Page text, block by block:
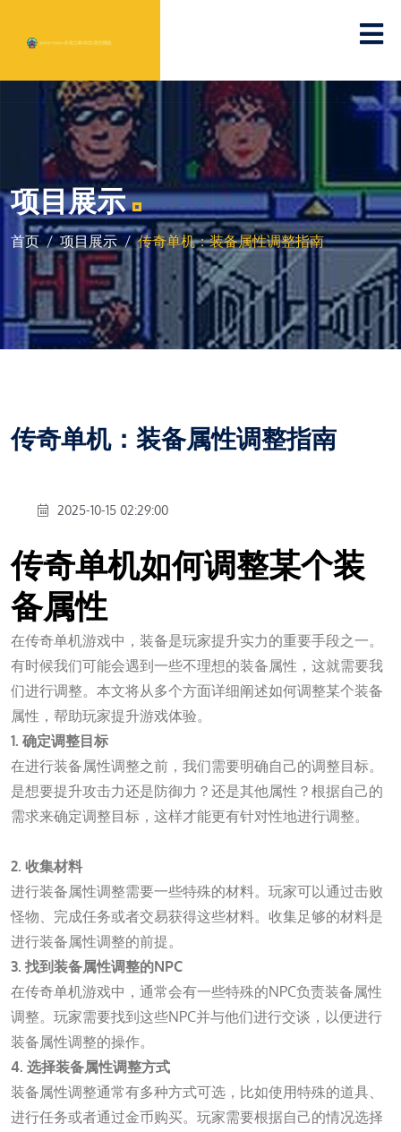
项目展示
首页 项目展示 传奇单机：装备属性调整指南
传奇单机：装备属性调整指南
2025-10-15 02:29:00
传奇单机如何调整某个装
备属性
在传奇单机游戏中，装备是玩家提升实力的重要手段之一。
有时候我们可能会遇到一些不理想的装备属性，这就需要我
们进行调整。本文将从多个方面详细阐述如何调整某个装备
属性，帮助玩家提升游戏体验。
1. 确定调整目标
在进行装备属性调整之前，我们需要明确自己的调整目标。
是想要提升攻击力还是防御力？还是其他属性？根据自己的
需求来确定调整目标，这样才能更有针对性地进行调整。
2. 收集材料
进行装备属性调整需要一些特殊的材料。玩家可以通过击败
怪物、完成任务或者交易获得这些材料。收集足够的材料是
进行装备属性调整的前提。
3. 找到装备属性调整的NPC
在传奇单机游戏中，通常会有一些特殊的NPC负责装备属性
调整。玩家需要找到这些NPC并与他们进行交谈，以便进行
装备属性调整的操作。
4. 选择装备属性调整方式
装备属性调整通常有多种方式可选，比如使用特殊的道具、
进行任务或者通过金币购买。玩家需要根据自己的情况选择